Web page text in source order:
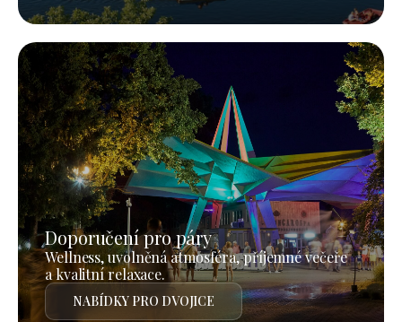
Doporučení pro páry
Wellness, uvolněná atmosféra, příjemné večeře
a kvalitní relaxace.
NABÍDKY PRO DVOJICE